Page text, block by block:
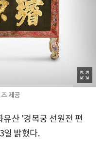
제공
산 '경복궁 선원전 편
일 밝혔다.